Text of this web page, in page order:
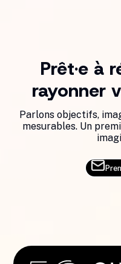
Prêt·e à
rayonner
Parlons objectifs,
mesurables. Un